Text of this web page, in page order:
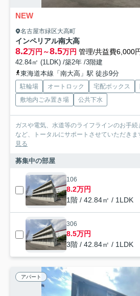
NEW
名古屋市緑区大高町
インペリアル南大高
8.2万円～8.5万円 管理/共益費6,000
42.84㎡ (1LDK) /築2年 /3階建
東海道本線「南大高」駅 徒歩9分
駐輪場 オートロック 宅配ボックス
敷地内ごみ置き場
公共下水
ガスや電気、水道等のライフラインのお手
など、トータルにサポートさせていただきま
見る
募集中の部屋
106
8.2万円
1階 / 42.84㎡ / 1LDK
306
8.5万円
3階 / 42.84㎡ / 1LDK
アパート